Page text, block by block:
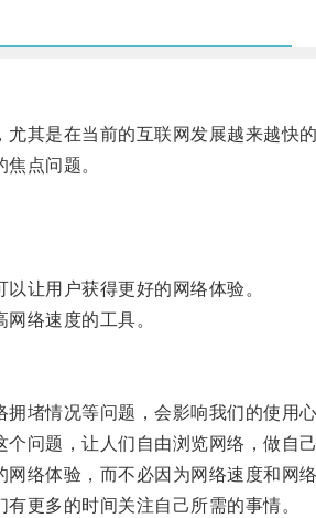
是在当前的互联网发展越来越快的
点问题。
让用户获得更好的网络体验。
络速度的工具。
情况等问题，会影响我们的使用心
题，让人们自由浏览网络，做自己
体验，而不必因为网络速度和网络
更多的时间关注自己所需的事情。